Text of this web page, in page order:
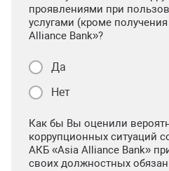
проявлениями при
услугами (кроме
Alliance Bank»?
Да
Нет
Как бы Вы оценили
коррупционных ситуаций
АКБ «Asia Alliance Bank»
своих должностных